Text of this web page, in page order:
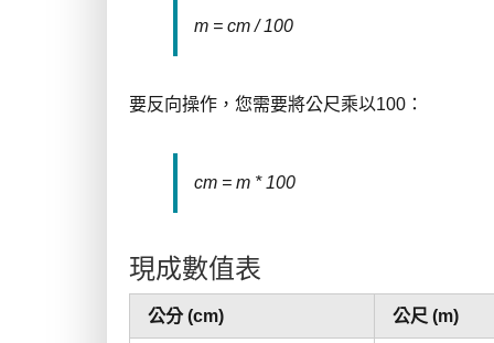
m = cm / 100
要反向操作，您需要將公尺乘以100：
cm = m * 100
現成數值表
公分 (cm) 公尺 (m)